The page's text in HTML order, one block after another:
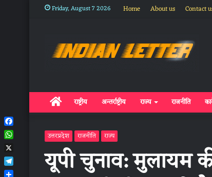
Friday, August 7 2026 Home About us Contact
Homeराष्ट्रीय अन्तर्राष्ट्रीय राज्य राजनीति
उत्तरप्रदेश राजनीति राज्य
यूपी चुनाव: मुलायम
Facebook
WhatsApp
X
Telegram